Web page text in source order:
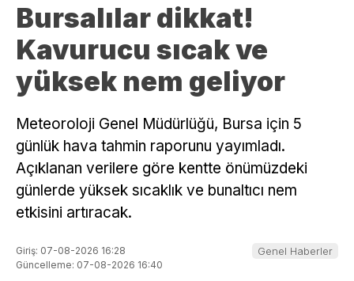
Bursalılar dikkat!
Kavurucu sıcak ve
yüksek nem geliyor
Meteoroloji Genel Müdürlüğü, Bursa için 5
günlük hava tahmin raporunu yayımladı.
Açıklanan verilere göre kentte önümüzdeki
günlerde yüksek sıcaklık ve bunaltıcı nem
etkisini artıracak.
Giriş: 07-08-2026 16:28
Güncelleme: 07-08-2026 16:40
Genel Haberler